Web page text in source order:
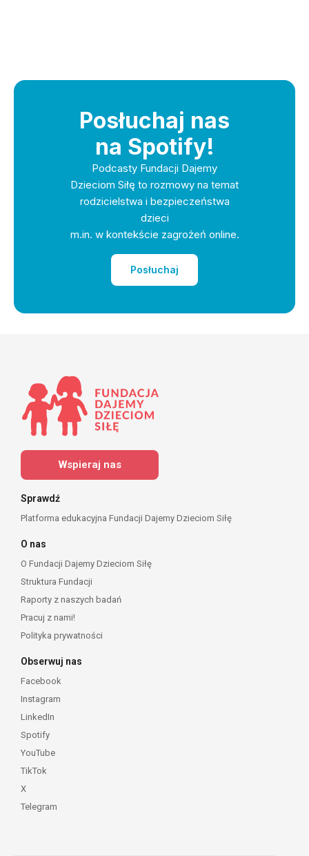
Posłuchaj nas
na Spotify!
Podcasty Fundacji Dajemy
Dzieciom Siłę to rozmowy na temat
rodzicielstwa i bezpieczeństwa
dzieci
m.in. w kontekście zagrożeń online.
Posłuchaj
Wspieraj nas
Sprawdź
Platforma edukacyjna Fundacji Dajemy Dzieciom Siłę
O nas
O Fundacji Dajemy Dzieciom Siłę
Struktura Fundacji
Raporty z naszych badań
Pracuj z nami!
Polityka prywatności
Obserwuj nas
Facebook
Instagram
LinkedIn
Spotify
YouTube
TikTok
X
Telegram